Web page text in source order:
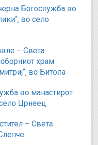
Богослужба во
во село
– Света
храм
во Битола
во манастирот
Црнеец
– Света